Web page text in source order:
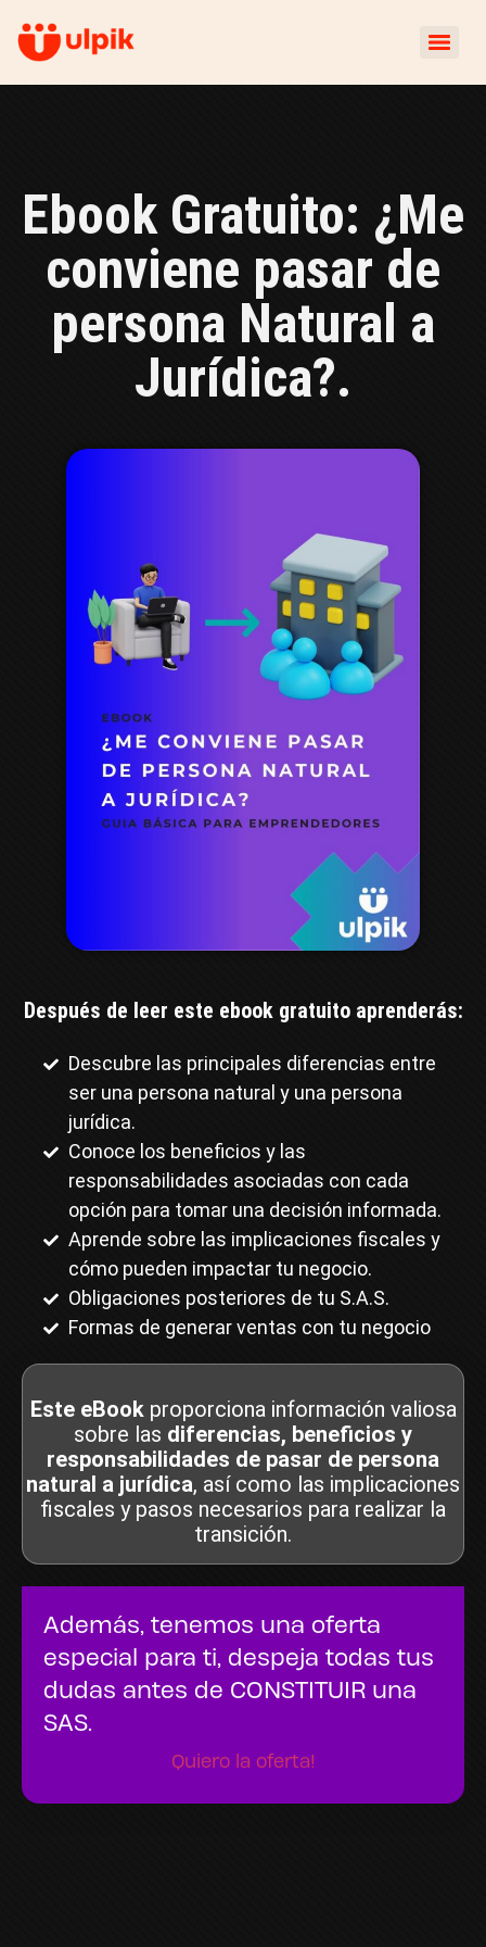
Ebook Gratuito: ¿Me
conviene pasar de
persona Natural a
Jurídica?.
Después de leer este ebook gratuito aprenderás:
Descubre las principales diferencias entre
ser una persona natural y una persona
jurídica.
Conoce los beneficios y las
responsabilidades asociadas con cada
opción para tomar una decisión informada.
Aprende sobre las implicaciones fiscales y
cómo pueden impactar tu negocio.
Obligaciones posteriores de tu S.A.S.
Formas de generar ventas con tu negocio
Este eBookproporciona información valiosa
sobre las diferencias, beneficios y
responsabilidades de pasar de persona
natural a jurídica, así como las implicaciones
fiscales y pasos necesarios para realizar la
transición.
Además, tenemos una oferta
especial para ti, despeja todas tus
dudas antes de CONSTITUIR una
SAS.
Quiero la oferta!